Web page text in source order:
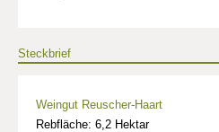
Steckbrief
Weingut Reuscher-Haart
Rebfläche: 6,2 Hektar